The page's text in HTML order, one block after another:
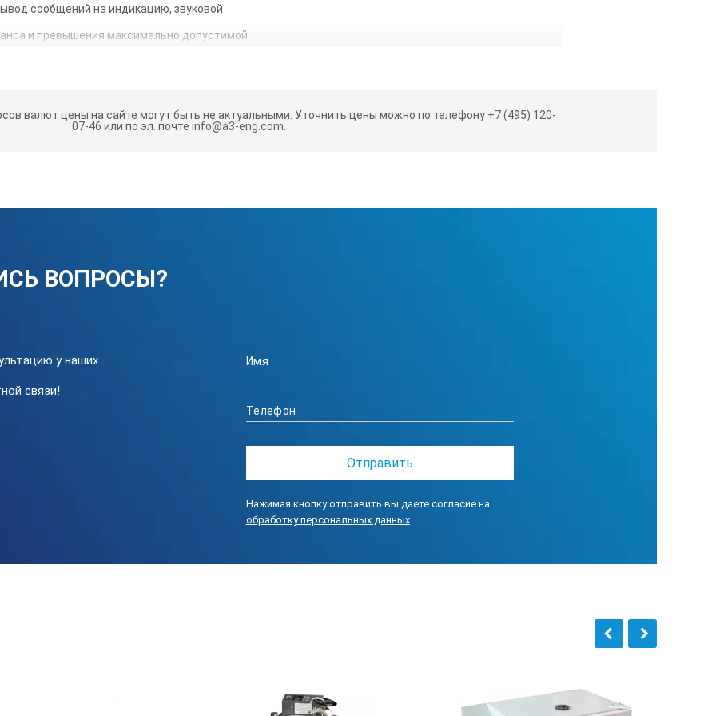
сообщений на индикацию, звуковой
и превышения максимально допустимой
вращения.
нержавеющей стали.
частота вращения 16000 об/мин
ОЦУ (RCF)
тока 220в 50Гц 5А
390х330х320 мм
валют цены на сайте могут быть не актуальными. Уточнить цены можно по телефону +7 (495) 120-
07-46 или по эл. почте info@a3-eng.com.
ВОПРОСЫ?
у наших
связи!
Нажимая кнопку отправить вы даете согласие на
обработку персональных данных